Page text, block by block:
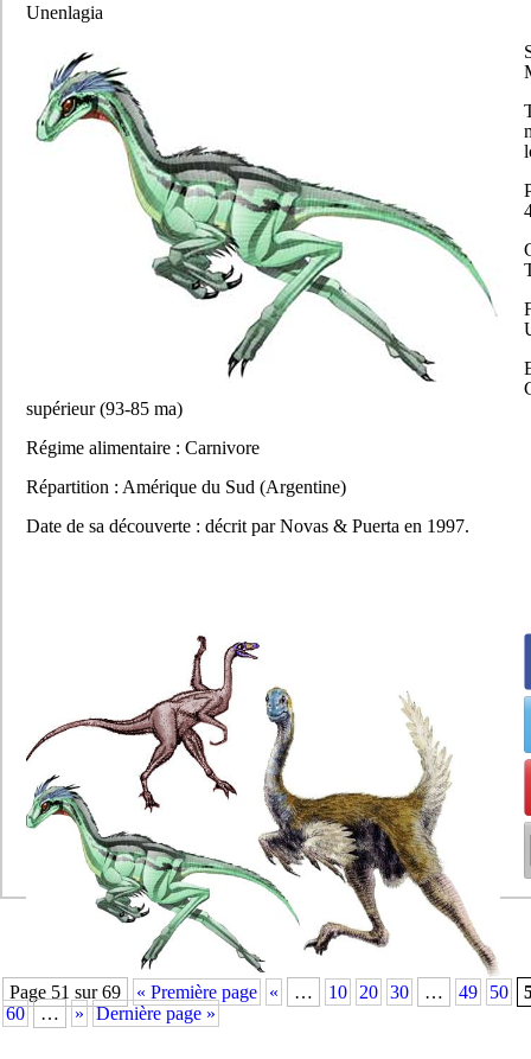
Unenlagia
supérieur (93-85 ma)
Régime alimentaire : Carnivore
Répartition : Amérique du Sud (Argentine)
Date de sa découverte : décrit par Novas & Puerta en 1997.
Page 51 sur 69 « Première page « … 10 20 30 … 49 50
60
… » Dernière page »